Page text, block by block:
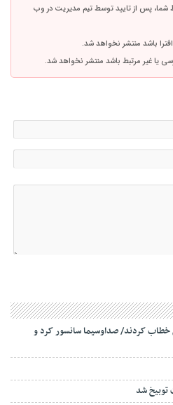
پس از تایید توسط تیم مدیریت در وب
باشد منتشر نخواهد شد.
یا غیر مرتبط باشد منتشر نخواهد شد.
خطاب کردند/ صداوسیما سانسور کرد و
شد